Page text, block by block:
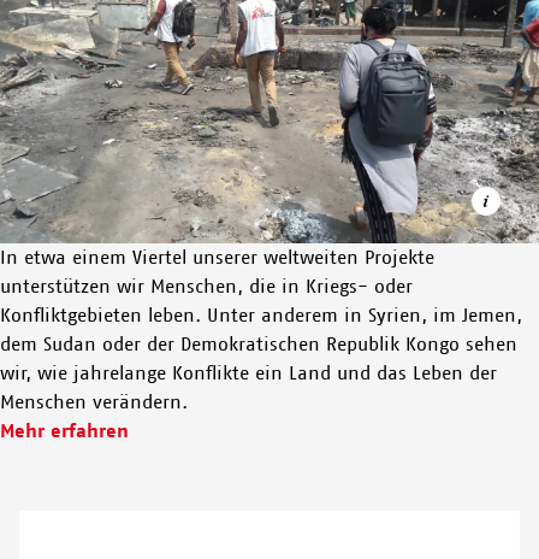
Nach einem verheerenden Brand im Geflüchtetencamp Cox's
Bazar beurteilen unsere medizinischen Teams die Lage und
ermitteln die humanitären Bedürfnisse vor Ort.
In etwa einem Viertel unserer weltweiten Projekte
unterstützen wir Menschen, die in Kriegs- oder
Konfliktgebieten leben. Unter anderem in Syrien, im Jemen,
dem Sudan oder der Demokratischen Republik Kongo sehen
wir, wie jahrelange Konflikte ein Land und das Leben der
Menschen verändern.
Mehr erfahren